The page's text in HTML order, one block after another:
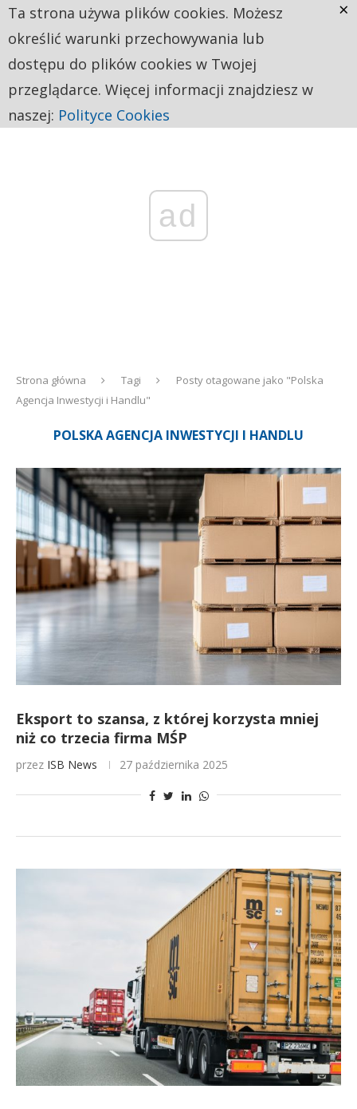
ad
Strona główna Tagi
Posty otagowane jako "Polska
Agencja Inwestycji i Handlu"
POLSKA AGENCJA INWESTYCJI I HANDLU
Eksport to szansa, z której korzysta mniej
niż co trzecia firma MŚP
przez ISB News 27 października 2025
Ta strona używa plików cookies. Możesz
określić warunki przechowywania lub
dostępu do plików cookies w Twojej
przeglądarce. Więcej informacji znajdziesz w
naszej: Polityce Cookies
×